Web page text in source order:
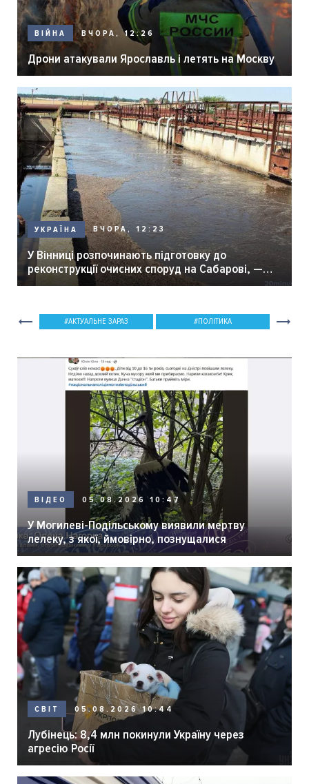
ВІЙНА ВЧОРА, 12:26
Дрони атакували Ярославль і летять на Москву
УКРАЇНА ВЧОРА, 12:23
У Вінниці розпочинають підготовку до
реконструкції очисних споруд на Сабарові, —
мер Вінниці.
АКТУАЛЬНЕ ЗАРАЗ ПОЛІТИКА
ВІДЕО 05.08.2026 10:47
У Могилеві-Подільському виявили мертву
лелеку, з якої, ймовірно, познущалися
СВІТ 05.08.2026 10:44
Лубінець: 8,4 млн покинули Україну через
агресію Росії